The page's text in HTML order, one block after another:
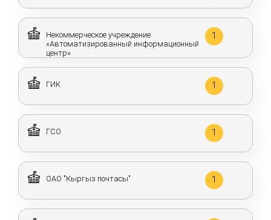
Некоммерческое учреждение
«Автоматизированный информационный
центр»
1
ГИК 1
ГСО 1
ОАО "Кыргыз почтасы" 1